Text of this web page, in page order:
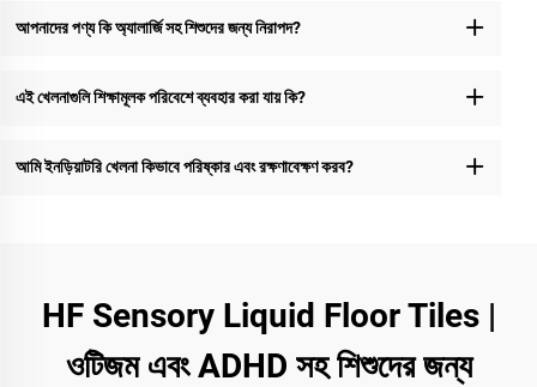
আপনাদের পণ্য কি অ্যালার্জি সহ শিশুদের জন্য নিরাপদ?
এই খেলনাগুলি শিক্ষামূলক পরিবেশে ব্যবহার করা যায় কি?
আমি ইনড়িয়াটরি খেলনা কিভাবে পরিষ্কার এবং রক্ষণাবেক্ষণ করব?
HF Sensory Liquid Floor Tiles |
ওটিজম এবং ADHD সহ শিশুদের জন্য